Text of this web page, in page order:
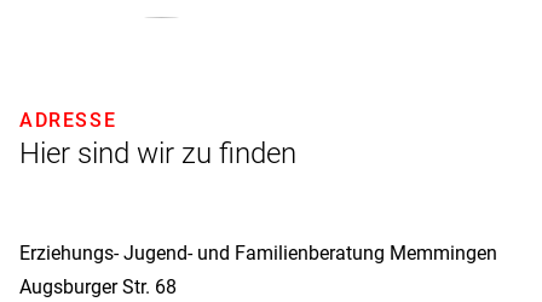
Hier sind wir zu finden
ADRESSE
Erziehungs- Jugend- und Familienberatung Memmingen
Augsburger Str. 68